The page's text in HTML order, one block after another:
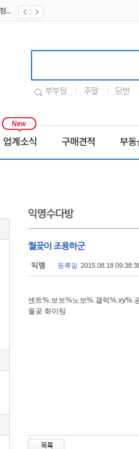
[공지] [호텔업] 개인정보 처리방침 개정본2 (19.09.02)
부부팀 주말 당번
업계소식 구매견적 부동
익명수다방
월곶이 조용하군
익명 등록일 2015.08.18
센트%.보보%노보%.갤럭%.xy%.
월곶 화이팅